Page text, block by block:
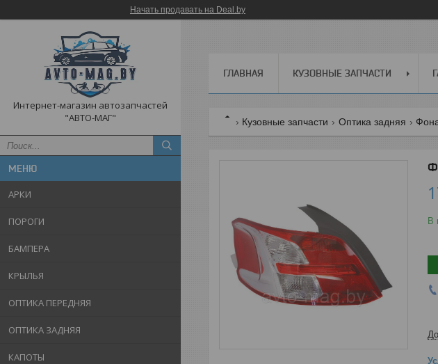
Начать продавать на Deal.by
Интернет-магазин автозапчастей
"АВТО-МАГ"
АРКИ
ПОРОГИ
БАМПЕРА
КРЫЛЬЯ
ОПТИКА ПЕРЕДНЯЯ
ОПТИКА ЗАДНЯЯ
КАПОТЫ
ГЛАВНАЯ КУЗОВНЫЕ ЗАПЧАСТИ
Кузовные запчасти Оптика задняя
В